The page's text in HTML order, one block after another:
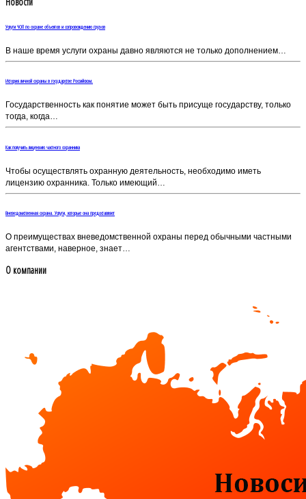
Услуги ЧОП по охране объектов и сопровождению грузов
В наше время услуги охраны давно являются не только дополнением…
История личной охраны в государстве Российском.
Государственность как понятие может быть присуще государству, только
тогда, когда…
Как получить лицензию частного охранника
Чтобы осуществлять охранную деятельность, необходимо иметь
лицензию охранника. Только имеющий…
Вневедомственная охрана. Услуги, которые она предоставляет
О преимуществах вневедомственной охраны перед обычными частными
агентствами, наверное, знает…
О компании